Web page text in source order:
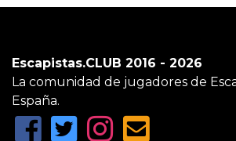
Escapistas.CLUB 2016 - 2026
La comunidad de jugadores de
España.